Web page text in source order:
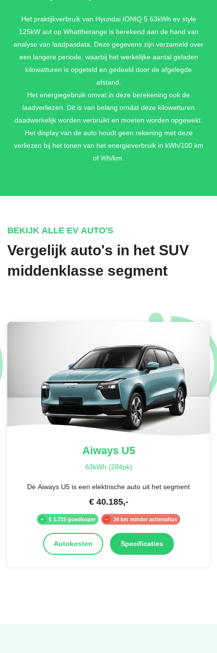
€ 895,-
€ 895,-
LUCID BLUE PEARL MICA
€ 895,-
META BLUE PEARL MICA
ATLAS WHITE MATTE METALLIC
€ 1.095,-
ECOTRONIC GRAY MATTE METALLIC
GRAVITY GOLD MATTE METALLIC
€ 895,-
CYBER GRAY METALLIC
Het praktijkverbruik van Hyundai IONIQ 5 63kWh ev style
125kW aut op Whattherange is berekend aan de hand van
analyse van laadpasdata. Deze gegevens zijn verzameld over
een langere periode, waarbij het werkelijke aantal geladen
kilowatturen is opgeteld en gedeeld door de afgelegde
afstand.
Het energiegebruik omvat in deze berekening ook de
laadverliezen. Dit is van belang omdat deze kilowatturen
daadwerkelijk worden verbruikt en moeten worden opgewekt.
Het display van de auto houdt geen rekening met deze
verliezen bij het tonen van het energieverbruik in kWh/100 km
of Wh/km.
BEKIJK ALLE EV AUTO'S
Vergelijk auto's in het SUV
middenklasse segment
AiwaysU5
63kWh (204pk)
De Aiways U5 is een elektrische auto uit het segment
€ 40.185,-
€ 1.715 goedkoper 34 km minder actieradius
Autokosten Specificaties